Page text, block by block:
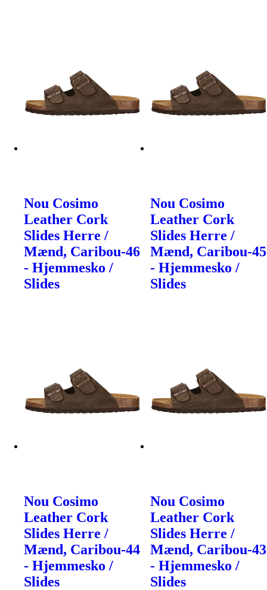
Nou Cosimo
Leather Cork
Slides Herre /
Mænd, Caribou-46
- Hjemmesko /
Slides
Nou Cosimo
Leather Cork
Slides Herre /
Mænd, Caribou-45
- Hjemmesko /
Slides
Nou Cosimo
Leather Cork
Slides Herre /
Mænd, Caribou-44
- Hjemmesko /
Slides
Nou Cosimo
Leather Cork
Slides Herre /
Mænd, Caribou-43
- Hjemmesko /
Slides